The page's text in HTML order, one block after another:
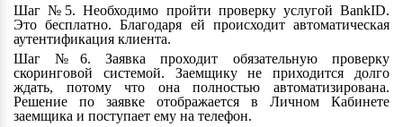
Шаг №5. Необходимо пройти проверку услугой BankID.
Это бесплатно. Благодаря ей происходит автоматическая
аутентификация клиента.
Шаг №6. Заявка проходит обязательную проверку
скоринговой системой. Заемщику не приходится долго
ждать, потому что она полностью автоматизирована.
Решение по заявке отображается в Личном Кабинете
заемщика и поступает ему на телефон.